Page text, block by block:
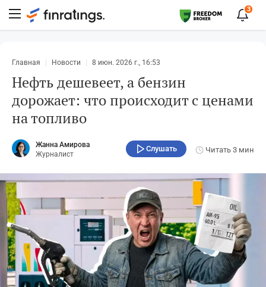
3
Главная Новости 8 июн. 2026 г., 16:53
Нефть дешевеет, а бензин
дорожает: что происходит с ценами
на топливо
Жанна Амирова
Журналист
Слушать Читать 3 мин